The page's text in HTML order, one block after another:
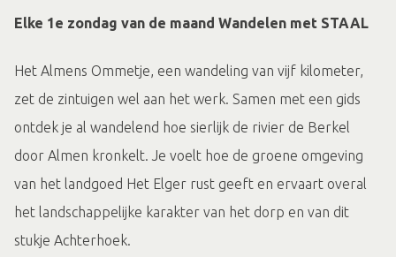
Elke 1e zondag van de maand Wandelen met STAAL
Het Almens Ommetje, een wandeling van vijf kilometer,
zet de zintuigen wel aan het werk. Samen met een gids
ontdek je al wandelend hoe sierlijk de rivier de Berkel
door Almen kronkelt. Je voelt hoe de groene omgeving
van het landgoed Het Elger rust geeft en ervaart overal
het landschappelijke karakter van het dorp en van dit
stukje Achterhoek.